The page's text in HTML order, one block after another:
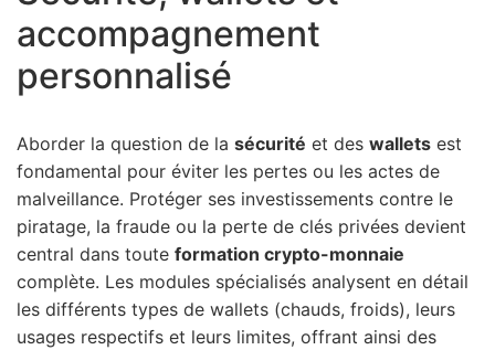
accompagnement
personnalisé
Aborder la question de la sécurité et des wallets est
fondamental pour éviter les pertes ou les actes de
malveillance. Protéger ses investissements contre le
piratage, la fraude ou la perte de clés privées devient
central dans toute formation crypto-monnaie
complète. Les modules spécialisés analysent en détail
les différents types de wallets (chauds, froids), leurs
usages respectifs et leurs limites, offrant ainsi des